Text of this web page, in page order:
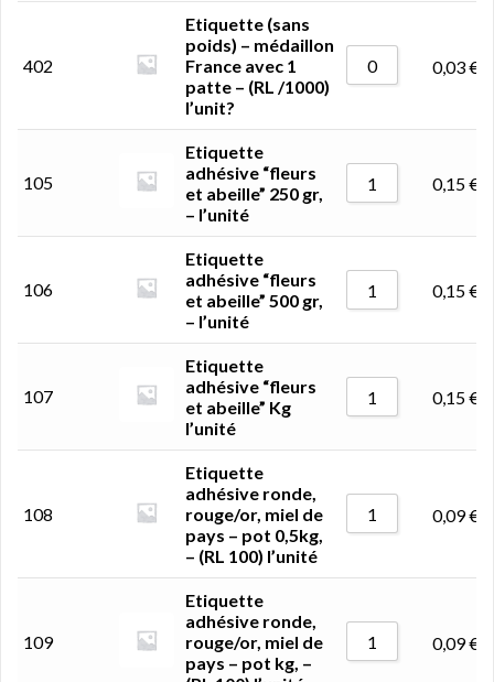
402
Etiquette (sans
poids) – médaillon
France avec 1
patte – (RL /1000)
l’unit?
0,03€
105
Etiquette
adhésive “fleurs
et abeille” 250 gr,
– l’unité
0,15€
106
Etiquette
adhésive “fleurs
et abeille” 500 gr,
– l’unité
0,15€
107
Etiquette
adhésive “fleurs
et abeille” Kg
l’unité
0,15€
108
Etiquette
adhésive ronde,
rouge/or, miel de
pays – pot 0,5kg,
– (RL 100) l’unité
0,09€
109
Etiquette
adhésive ronde,
rouge/or, miel de
pays – pot kg, –
0,09€